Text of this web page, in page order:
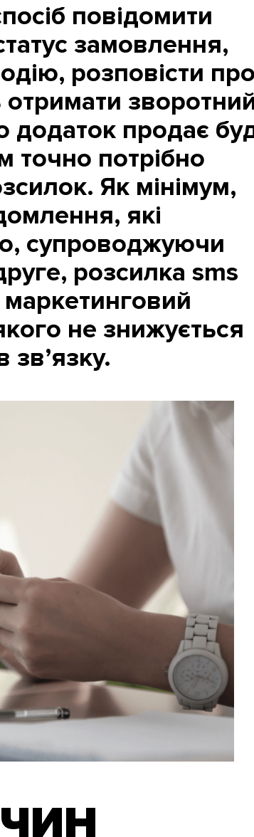
повідомити
замовлення,
розповісти про
отримати
додаток продає
точно потрібно
Як мінімум,
які
супроводжуючи
розсилка sms
не знижується
зв’язку.